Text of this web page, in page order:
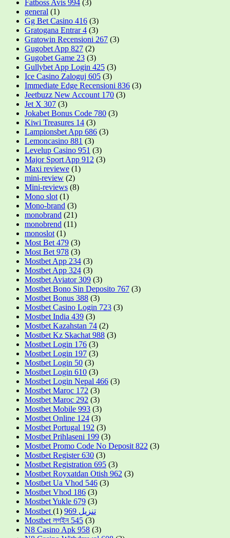
Fatboss Avis 994 (3)
general (1)
Gg Bet Casino 416 (3)
Gratogana Entrar 4 (3)
Gratowin Recensioni 267 (3)
Gugobet App 827 (2)
Gugobet Game 23 (3)
Gullybet App Login 425 (3)
Ice Casino Zaloguj 605 (3)
Immediate Edge Recensioni 836 (3)
Jeetbuzz New Account 170 (3)
Jet X 307 (3)
Jokabet Bonus Code 780 (3)
Kiwi Treasures 14 (3)
Lampionsbet App 686 (3)
Lemoncasino 881 (3)
Levelup Casino 951 (3)
Major Sport App 912 (3)
Maxi reviewe (1)
mini-review (2)
Mini-reviews (8)
Mono slot (1)
Mono-brand (3)
monobrand (21)
monobrend (11)
monoslot (1)
Most Bet 479 (3)
Most Bet 978 (3)
Mostbet App 234 (3)
Mostbet App 324 (3)
Mostbet Aviator 309 (3)
Mostbet Bono Sin Deposito 767 (3)
Mostbet Bonus 388 (3)
Mostbet Casino Login 723 (3)
Mostbet India 439 (3)
Mostbet Kazahstan 74 (2)
Mostbet Kz Skachat 988 (3)
Mostbet Login 176 (3)
Mostbet Login 197 (3)
Mostbet Login 50 (3)
Mostbet Login 610 (3)
Mostbet Login Nepal 466 (3)
Mostbet Maroc 172 (3)
Mostbet Maroc 292 (3)
Mostbet Mobile 993 (3)
Mostbet Online 124 (3)
Mostbet Portugal 192 (3)
Mostbet Prihlaseni 199 (3)
Mostbet Promo Code No Deposit 822 (3)
Mostbet Register 630 (3)
Mostbet Registration 695 (3)
Mostbet Royxatdan Otish 962 (3)
Mostbet Ua Vhod 546 (3)
Mostbet Vhod 186 (3)
Mostbet Yukle 679 (3)
Mostbet تنزيل 969
(1)
Mostbet লগইন 545 (3)
N8 Casino Apk 958 (3)